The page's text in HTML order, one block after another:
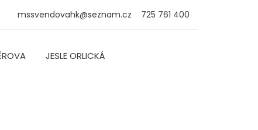
mssvendovahk@seznam.cz 725 761 400
JESLE ORLICKÁ